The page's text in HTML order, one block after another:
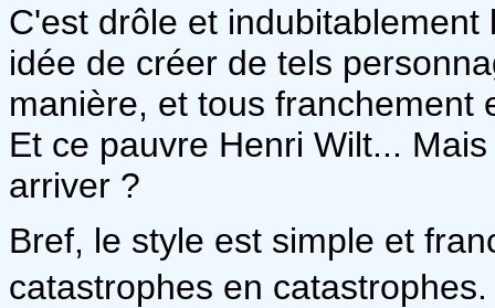
C'est drôle et
idée de créer de tels
manière, et tous franchement
Et ce pauvre Henri Wilt...
arriver ?
Bref, le style est simple et
catastrophes en